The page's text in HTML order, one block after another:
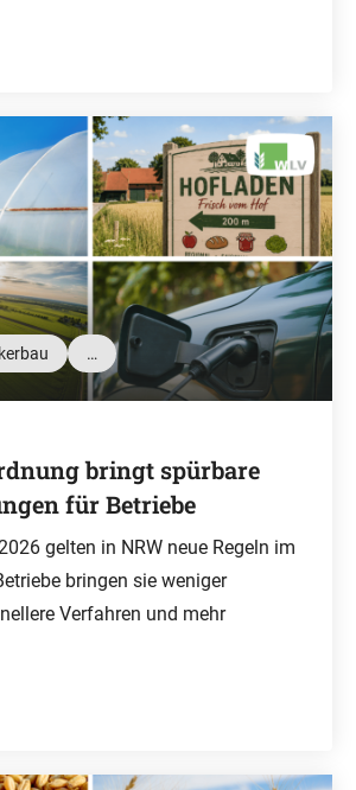
…
bringt spürbare
für Betriebe
gelten in NRW neue Regeln im
bringen sie weniger
Verfahren und mehr